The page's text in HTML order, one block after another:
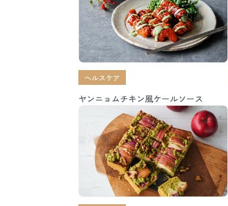
ヘルスケア
ヤンニョムチキン風ケールソース